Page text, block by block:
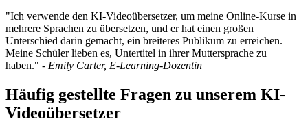
"Ich verwende den KI-Videoübersetzer, um meine Online-Kurse in
mehrere Sprachen zu übersetzen, und er hat einen großen
Unterschied darin gemacht, ein breiteres Publikum zu erreichen.
Meine Schüler lieben es, Untertitel in ihrer Muttersprache zu
haben." - Emily Carter, E-Learning-Dozentin
Häufig gestellte Fragen zu unserem KI-
Videoübersetzer